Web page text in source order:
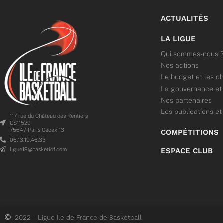
117 rue du Château des Rentiers
CS11529
75647 Paris Cedex 13
06.13.19.46.33
ligue19@basketidf.com
ACTUALITÉS
LA LIGUE
Qui sommes-nous ?
Nos actions
Le budget et les
La gouvernance et
Nos partenaires
Les publications
COMPÉTITIONS
ESPACE CLUB
2022 - Ligue Ile de France de Basketball